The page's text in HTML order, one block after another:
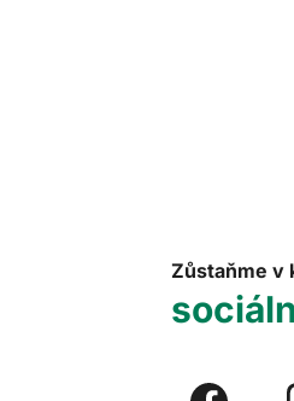
Zůstaňme v